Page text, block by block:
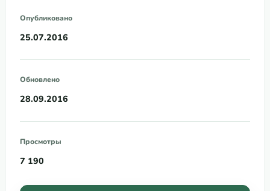
Опубликовано
25.07.2016
Обновлено
28.09.2016
Просмотры
7 190